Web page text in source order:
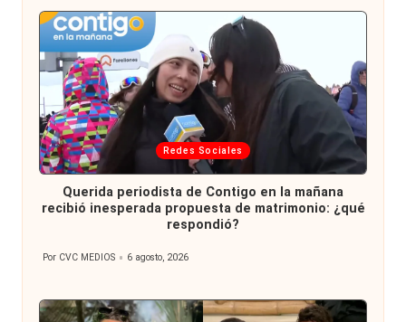
Publicada
en
Redes Sociales
Querida periodista de Contigo en la mañana
recibió inesperada propuesta de matrimonio: ¿qué
respondió?
Publicado
Por CVC MEDIOS 6 agosto, 2026